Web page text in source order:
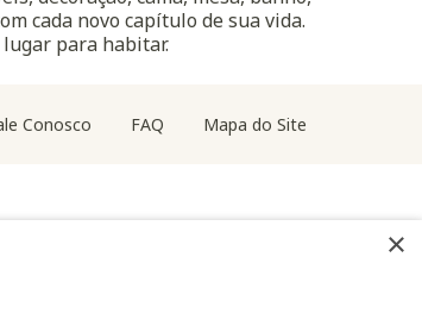
cada novo capítulo de sua vida.
para habitar.
Conosco FAQ Mapa do Site
×